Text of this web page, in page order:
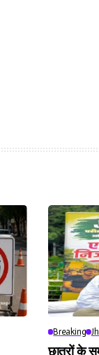
Breaking
छात्रों के